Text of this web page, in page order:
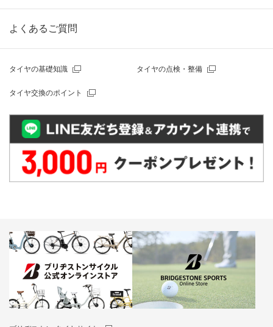
よくあるご質問
タイヤの基礎知識 タイヤの点検・整備
タイヤ交換のポイント